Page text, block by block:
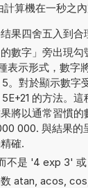
算機在一秒之
果四舍五入到合
數字」旁出現
表示形式，數字
5。對於顯示數
5E+21 的方法。
將以通常習慣
000. 與結果
確.
不是 '4 exp 3' 或
atan, acos,